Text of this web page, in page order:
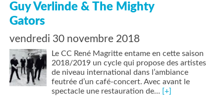
Guy Verlinde & The Mighty
Gators
vendredi 30 novembre 2018
Le CC René Magritte entame en cette saison
2018/2019 un cycle qui propose des artistes
de niveau international dans l’ambiance
feutrée d’un café-concert. Avec avant le
spectacle une restauration de… [+]